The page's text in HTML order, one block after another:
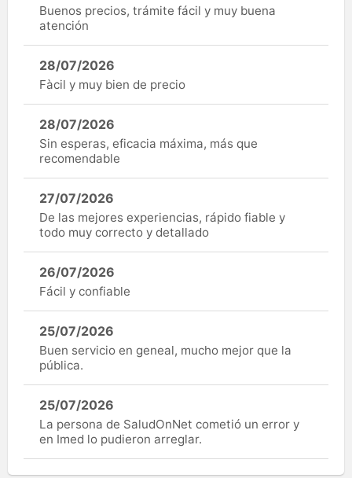
Buenos precios, trámite fácil y muy buena
atención
28/07/2026
Fàcil y muy bien de precio
28/07/2026
Sin esperas, eficacia máxima, más que
recomendable
27/07/2026
De las mejores experiencias, rápido fiable y
todo muy correcto y detallado
26/07/2026
Fácil y confiable
25/07/2026
Buen servicio en geneal, mucho mejor que la
pública.
25/07/2026
La persona de SaludOnNet cometió un error y
en Imed lo pudieron arreglar.